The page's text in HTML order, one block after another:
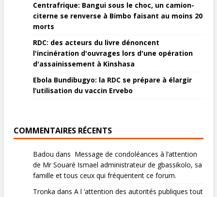
Centrafrique: Bangui sous le choc, un camion-
citerne se renverse à Bimbo faisant au moins 20
morts
RDC: des acteurs du livre dénoncent
l'incinération d'ouvrages lors d'une opération
d'assainissement à Kinshasa
Ebola Bundibugyo: la RDC se prépare à élargir
l’utilisation du vaccin Ervebo
COMMENTAIRES RÉCENTS
Badou dans Message de condoléances à l’attention
de Mr Souaré Ismael administrateur de gbassikolo, sa
famille et tous ceux qui fréquentent ce forum.
Tronka dans A l ‘attention des autorités publiques tout